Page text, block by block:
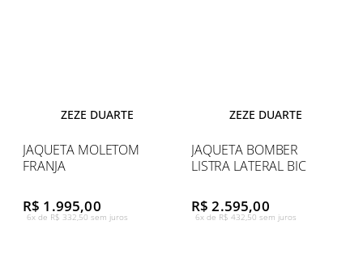
ZEZE DUARTE
JAQUETA MOLETOM
FRANJA
R$ 1.995,00
6x de R$ 332,50 sem juros
ZEZE DUARTE
JAQUETA BOMBER
LISTRA LATERAL BIC
R$ 2.595,00
6x de R$ 432,50 sem juros